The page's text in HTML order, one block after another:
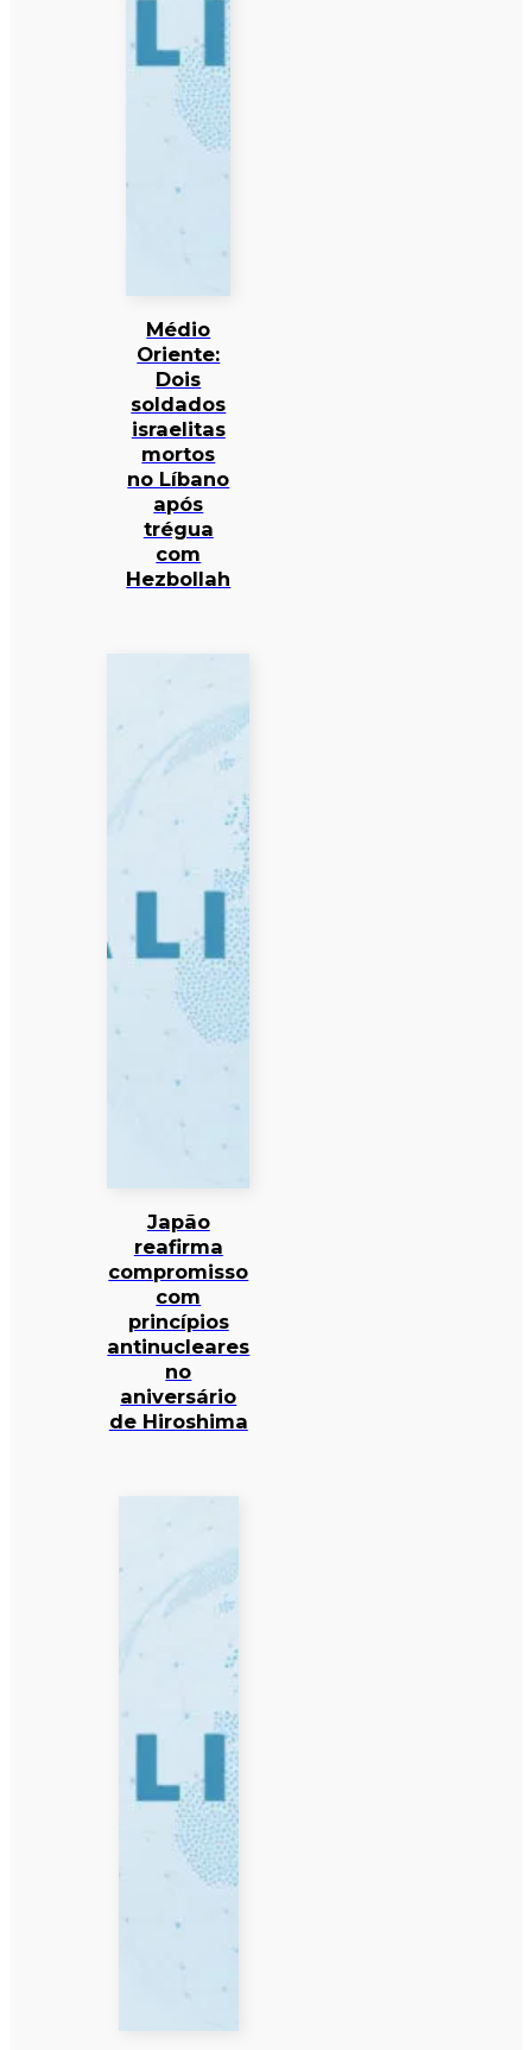
Médio
Oriente:
Dois
soldados
israelitas
mortos
no Líbano
após
trégua
com
Hezbollah
Japão
reafirma
compromisso
com
princípios
antinucleares
no
aniversário
de Hiroshima